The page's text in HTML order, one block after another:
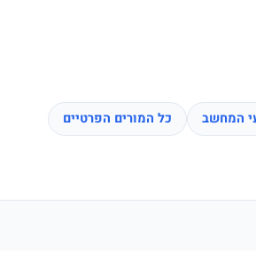
המחשב כל המורים הפרטיים